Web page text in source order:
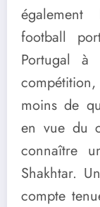
football
Portugal
moins de
en vue du
connaître
Shakhtar.
compte